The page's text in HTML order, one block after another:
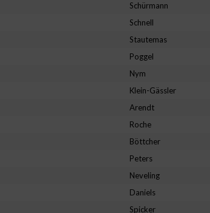
Schürmann
Schnell
Stautemas
Poggel
Nym
Klein-Gässler
Arendt
Roche
Böttcher
Peters
Neveling
Daniels
Spicker